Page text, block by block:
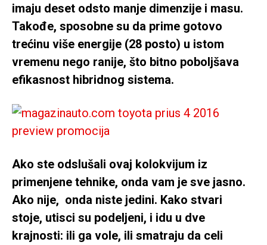
imaju deset odsto manje dimenzije i masu.
Takođe, sposobne su da prime gotovo
trećinu više energije (28 posto) u istom
vremenu nego ranije, što bitno poboljšava
efikasnost hibridnog sistema.
Ako ste odslušali ovaj kolokvijum iz
primenjene tehnike, onda vam je sve jasno.
Ako nije, onda niste jedini. Kako stvari
stoje, utisci su podeljeni, i idu u dve
krajnosti: ili ga vole, ili smatraju da celi